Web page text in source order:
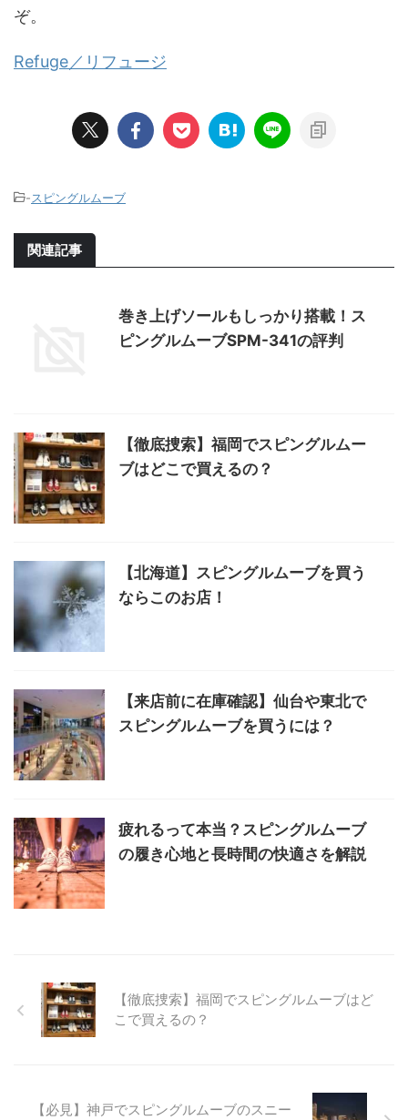
ぞ。
Refuge／リフュージ
-スピングルムーブ
関連記事
巻き上げソールもしっかり搭載！ス
ピングルムーブSPM-341の評判
【徹底捜索】福岡でスピングルムー
ブはどこで買えるの？
【北海道】スピングルムーブを買う
ならこのお店！
【来店前に在庫確認】仙台や東北で
スピングルムーブを買うには？
疲れるって本当？スピングルムーブ
の履き心地と長時間の快適さを解説
【徹底捜索】福岡でスピングルムーブはど
こで買えるの？
【必見】神戸でスピングルムーブのスニー